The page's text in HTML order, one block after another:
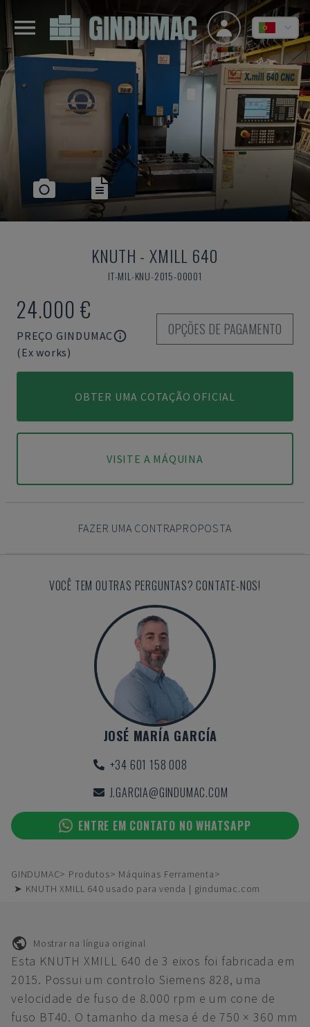
KNUTH -XMILL 640
IT-MIL-KNU-2015-00001
24.000 €
PREÇO GINDUMAC
(Ex works)
OPÇÕES DE PAGAMENTO
OBTER UMA COTAÇÃO OFICIAL
VISITE A MÁQUINA
FAZER UMA CONTRAPROPOSTA
VOCÊ TEM OUTRAS PERGUNTAS? CONTATE-NOS!
JOSÉ MARÍA GARCÍA
+34 601 158 008
J.GARCIA@GINDUMAC.COM
ENTRE EM CONTATO NO WHATSAPP
GINDUMAC Produtos
Máquinas Ferramenta
➤ KNUTH XMILL 640 usado para venda | gindumac.com
Mostrar na língua original
Esta KNUTH XMILL 640 de 3 eixos foi fabricada em
2015. Possui um controlo Siemens 828, uma
velocidade de fuso de 8.000 rpm e um cone de
fuso BT40. O tamanho da mesa é de 750 × 360 mm